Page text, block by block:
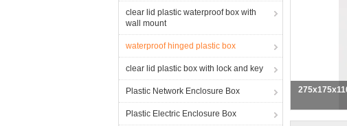
clear lid plastic waterproof box with
wall mount
waterproof hinged plastic box
clear lid plastic box with lock and key
Plastic Network Enclosure Box
Plastic Electric Enclosure Box